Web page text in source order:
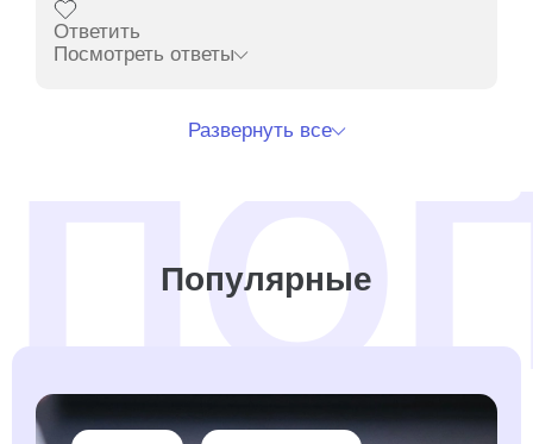
Ответить
Посмотреть ответы
Развернуть все
Популярные